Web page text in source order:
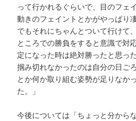
って行かれるぐらいで、目のフェ
動きのフェイントとかがやっぱり
でもそれにちゃんとついて行けて
ところでの勝負をすると意識で対
定になった時は絶対勝ったと思っ
掴み切れなかったのは自分の日ご
とか何か取り組む姿勢が足りなか
た。」
今後については「ちょっと分から